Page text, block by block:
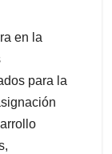
en la
para la